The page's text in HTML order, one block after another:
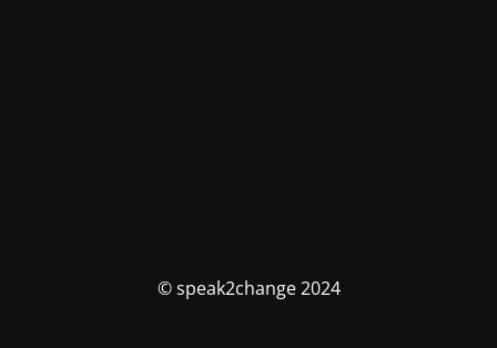
© speak2change 2024